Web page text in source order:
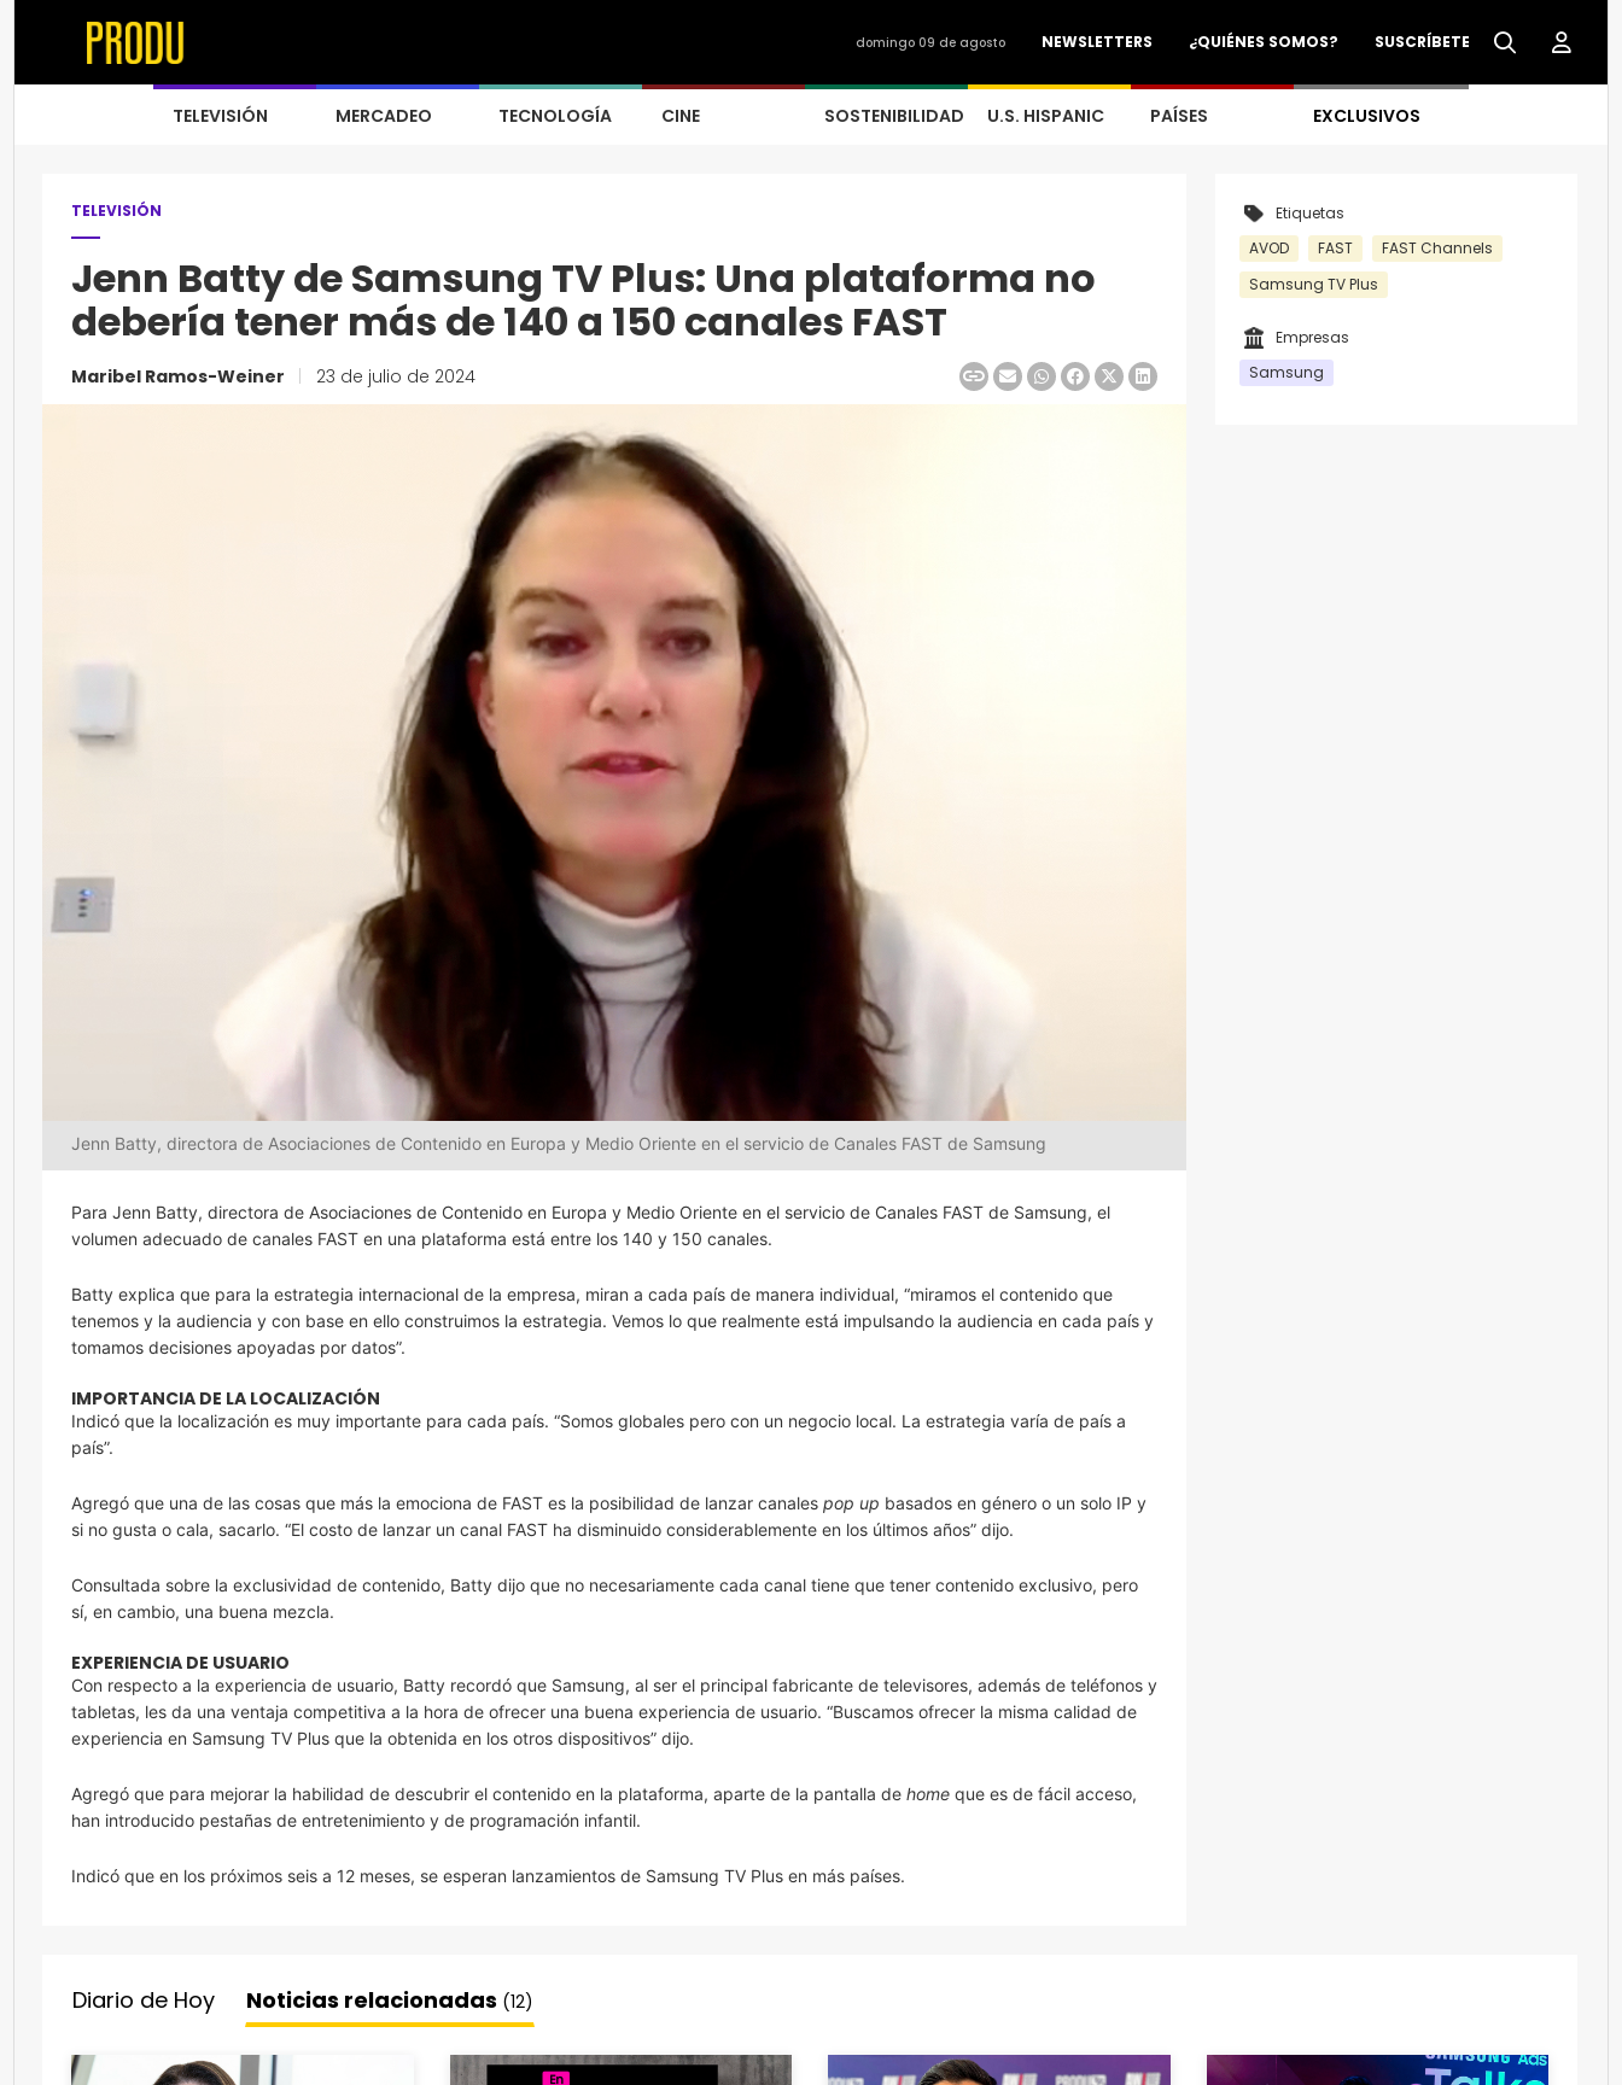
SUSCRÍBETE
¿QUIÉNES SOMOS?
NEWSLETTERS
domingo 09 de agosto
TELEVISIÓN MERCADEO TECNOLOGÍA CINE SOSTENIBILIDAD U.S. HISPANIC PAÍSES EXCLUSIVOS
TELEVISIÓN
Jenn Batty de Samsung TV Plus: Una plataforma no
debería tener más de 140 a 150 canales FAST
Maribel Ramos-Weiner 23 de julio de 2024
Jenn Batty, directora de Asociaciones de Contenido en Europa y Medio Oriente en el servicio de Canales FAST de Samsung
Para Jenn Batty, directora de Asociaciones de Contenido en Europa y Medio Oriente en el servicio de Canales FAST de Samsung, el
volumen adecuado de canales FAST en una plataforma está entre los 140 y 150 canales.
Batty explica que para la estrategia internacional de la empresa, miran a cada país de manera individual, “miramos el contenido que
tenemos y la audiencia y con base en ello construimos la estrategia. Vemos lo que realmente está impulsando la audiencia en cada país y
tomamos decisiones apoyadas por datos”.
IMPORTANCIA DE LA LOCALIZACIÓN
Indicó que la localización es muy importante para cada país. “Somos globales pero con un negocio local. La estrategia varía de país a
país”.
Agregó que una de las cosas que más la emociona de FAST es la posibilidad de lanzar canales pop up basados en género o un solo IP y
si no gusta o cala, sacarlo. “El costo de lanzar un canal FAST ha disminuido considerablemente en los últimos años” dijo.
Consultada sobre la exclusividad de contenido, Batty dijo que no necesariamente cada canal tiene que tener contenido exclusivo, pero
sí, en cambio, una buena mezcla.
EXPERIENCIA DE USUARIO
Con respecto a la experiencia de usuario, Batty recordó que Samsung, al ser el principal fabricante de televisores, además de teléfonos y
tabletas, les da una ventaja competitiva a la hora de ofrecer una buena experiencia de usuario. “Buscamos ofrecer la misma calidad de
experiencia en Samsung TV Plus que la obtenida en los otros dispositivos” dijo.
Agregó que para mejorar la habilidad de descubrir el contenido en la plataforma, aparte de la pantalla de home que es de fácil acceso,
han introducido pestañas de entretenimiento y de programación infantil.
Indicó que en los próximos seis a 12 meses, se esperan lanzamientos de Samsung TV Plus en más países.
Etiquetas
AVOD
FAST
FAST Channels
Samsung TV Plus
Empresas
Samsung
Diario de Hoy Noticias relacionadas (12)